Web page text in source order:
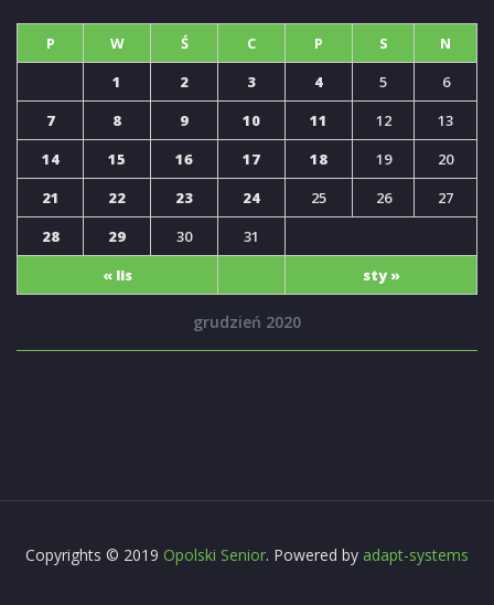
grudzień 2020
P W Ś C P S N
« lis sty »
1 2 3 4 5
6
7
8 9 10 11 12
13
14
15 16 17 18 19
20
21
22 23 24 25 26
27
28
29 30 31
Copyrights © 2019 Opolski Senior. Powered by adapt-systems